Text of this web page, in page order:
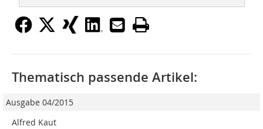
Thematisch passende Artikel:
Ausgabe 04/2015
Alfred Kaut